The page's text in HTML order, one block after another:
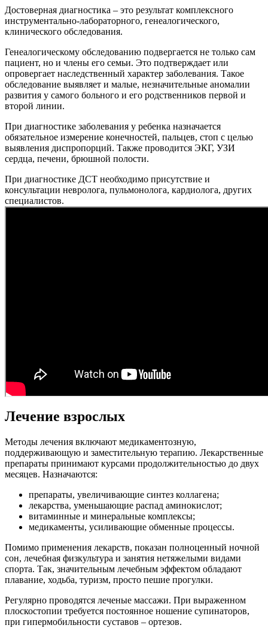
Достоверная диагностика – это результат комплексного
инструментально-лабораторного, генеалогического,
клинического обследования.
Генеалогическому обследованию подвергается не только сам
пациент, но и члены его семьи. Это подтверждает или
опровергает наследственный характер заболевания. Такое
обследование выявляет и малые, незначительные аномалии
развития у самого больного и его родственников первой и
второй линии.
При диагностике заболевания у ребенка назначается
обязательное измерение конечностей, пальцев, стоп с целью
выявления диспропорций. Также проводится ЭКГ, УЗИ
сердца, печени, брюшной полости.
При диагностике ДСТ необходимо присутствие и
консультации невролога, пульмонолога, кардиолога, других
специалистов.
Лечение взрослых
Методы лечения включают медикаментозную,
поддерживающую и заместительную терапию. Лекарственные
препараты принимают курсами продолжительностью до двух
месяцев. Назначаются:
препараты, увеличивающие синтез коллагена;
лекарства, уменьшающие распад аминокислот;
витаминные и минеральные комплексы;
медикаменты, усиливающие обменные процессы.
Помимо применения лекарств, показан полноценный ночной
сон, лечебная физкультура и занятия нетяжелыми видами
спорта. Так, значительным лечебным эффектом обладают
плавание, ходьба, туризм, просто пешие прогулки.
Регулярно проводятся леченые массажи. При выраженном
плоскостопии требуется постоянное ношение супинаторов,
при гипермобильности суставов – ортезов.